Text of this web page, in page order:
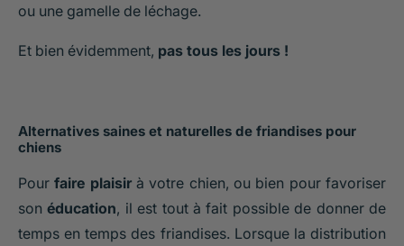
ou une gamelle de léchage.
Et bien évidemment, pas tous les jours !
Alternatives saines et naturelles de friandises pour
chiens
Pourfaire plaisirà votre chien, ou bien pour favoriser
sonéducation, il est tout à fait possible de donner de
temps en temps des friandises. Lorsque la distribution